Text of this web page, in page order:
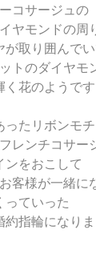
コサージュの
ヤモンドの周
が取り囲んで
トのダイヤモ
く花のようです
ったリボンモ
レンチコサー
ンをおこして
客様が一緒に
っていった
約指輪になり